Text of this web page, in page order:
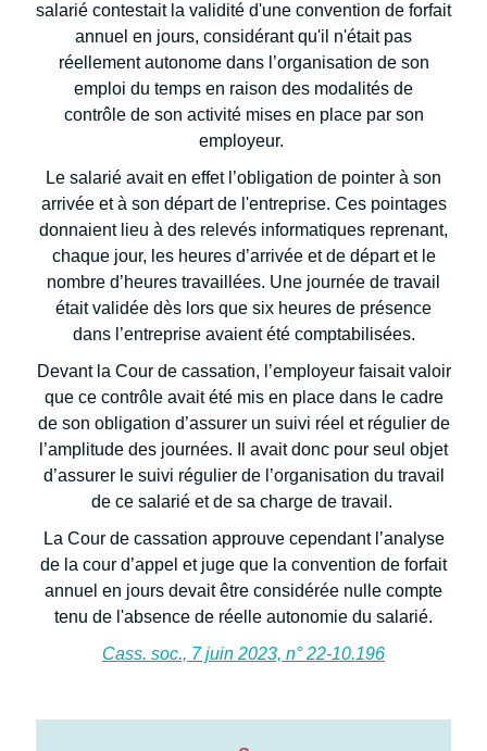
salarié contestait la validité d'une convention de forfait
annuel en jours, considérant qu'il n'était pas
réellement autonome dans l’organisation de son
emploi du temps en raison des modalités de
contrôle de son activité mises en place par son
employeur.
Le salarié avait en effet l’obligation de pointer à son
arrivée et à son départ de l'entreprise. Ces pointages
donnaient lieu à des relevés informatiques reprenant,
chaque jour, les heures d’arrivée et de départ et le
nombre d’heures travaillées. Une journée de travail
était validée dès lors que six heures de présence
dans l’entreprise avaient été comptabilisées.
Devant la Cour de cassation, l’employeur faisait valoir
que ce contrôle avait été mis en place dans le cadre
de son obligation d’assurer un suivi réel et régulier de
l’amplitude des journées. Il avait donc pour seul objet
d’assurer le suivi régulier de l’organisation du travail
de ce salarié et de sa charge de travail.
La Cour de cassation approuve cependant l’analyse
de la cour d’appel et juge que la convention de forfait
annuel en jours devait être considérée nulle compte
tenu de l'absence de réelle autonomie du salarié.
Cass. soc., 7 juin 2023, n° 22-10.196